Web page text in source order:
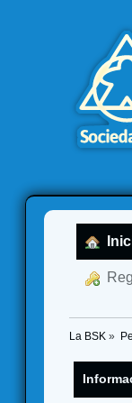
La BSK »